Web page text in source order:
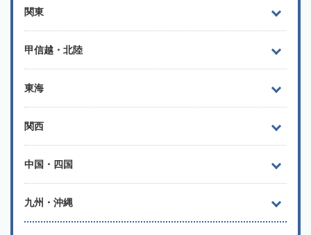
関東
甲信越・北陸
東海
関西
中国・四国
九州・沖縄